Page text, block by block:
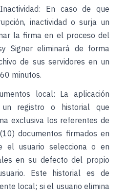
En caso de que
inactividad o surja un
la firma en el proceso del
Signer eliminará de forma
de sus servidores en un
minutos.
local: La aplicación
un registro o historial que
exclusiva los referentes de
documentos firmados en
el usuario selecciona o en
en su defecto del propio
Este historial es de
local; si el usuario elimina